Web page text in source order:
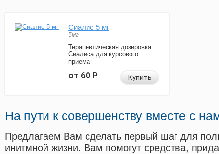
Сиалис 5 мг
5мг
Терапевтическая дозировка
Сиалиса для курсового
приема
от 60Р Купить
На пути к совершенству вместе с
Предлагаем Вам сделать первый шаг для
инитмной жизни. Вам помогут средства,